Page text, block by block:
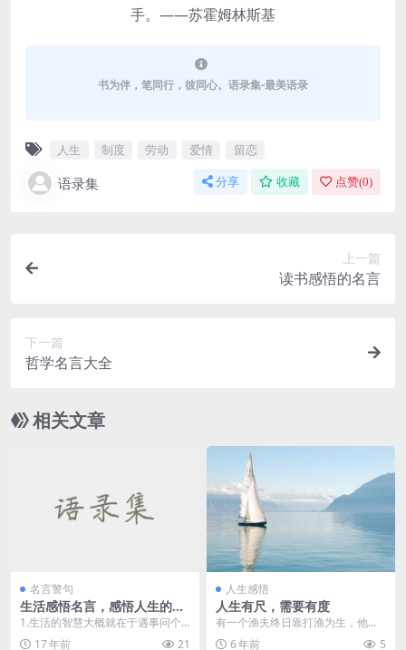
手。——苏霍姆林斯基
书为伴，笔同行，彼同心。语录集-最美语录
人生 制度 劳动 爱情 留恋
语录集 分享 收藏 点赞(0)
上一篇
读书感悟的名言
下一篇
哲学名言大全
相关文章
名言警句
生活感悟名言，感悟人生的名
言
1.生活的智慧大概就在于遇事问个
为什么。 ——巴尔扎克 ...
17 年前 21
人生感悟
人生有尺，需要有度
有一个渔夫终日靠打渔为生，他家
里很穷。 穷得连床也买不起，只有
6 年前 5